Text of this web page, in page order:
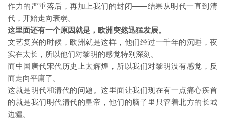
作力的严重落后，再加上我们的封闭——结果从明代一直到清
代，开始走向衰弱。
这里面还有一个原因就是，欧洲突然迅猛发展。
文艺复兴的时候，欧洲就是这样，他们经过一千年的沉睡，夜
实在太长，所以他们对黎明的感觉特别深刻。
而中国唐代宋代历史上太辉煌，所以我们对黎明没有感觉，反
而走向平庸了。
这就是明代和清代的问题。这里面让我们现在有一点痛心疾首
的就是我们明代清代的皇帝，他们的脑子里只管着北方的长城
边疆。